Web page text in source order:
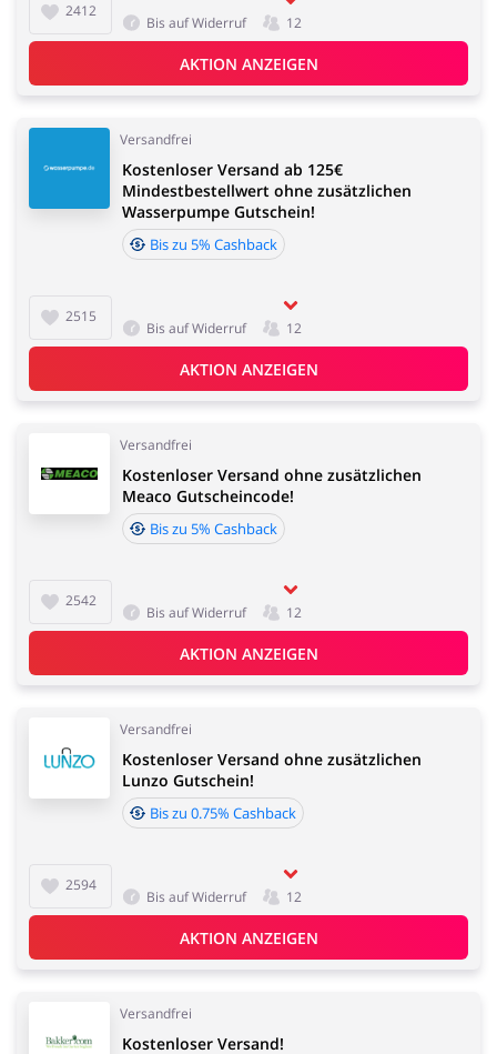
2412
Bis auf Widerruf 12
AKTION ANZEIGEN
Versandfrei
2515
Kostenloser Versand ab 125€
Mindestbestellwert ohne zusätzlichen
Wasserpumpe Gutschein!
Bis zu 5% Cashback
Bis auf Widerruf 12
AKTION ANZEIGEN
Versandfrei
2542
Kostenloser Versand ohne zusätzlichen
Meaco Gutscheincode!
Bis zu 5% Cashback
Bis auf Widerruf 12
AKTION ANZEIGEN
Versandfrei
2594
Kostenloser Versand ohne zusätzlichen
Lunzo Gutschein!
Bis zu 0.75% Cashback
Bis auf Widerruf 12
AKTION ANZEIGEN
Versandfrei
Kostenloser Versand!